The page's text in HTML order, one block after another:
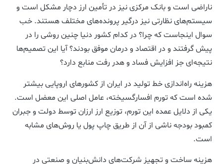
ناراضی است و بانک مرکزی نیز در تأمین ارز دچار مشکل است و
سیستم‌های نظارتی نیز درگیر پرونده‌های مختلف هستند. خب
سوال اینجاست که چرا؟ در کدام کشور دنیا چنین روشی را در
پیش گرفتند و در اقتصاد و درمان موفق بودند؟ آیا این تصمیم‌ها
نتیجه‌ای جز افزایش فساد و هدر رفت منابع دارد؟
هزینه راه‌اندازی خط تولید در ایران از کشورهای اروپایی بیشتر
شده است که تورم افسارگسیخته، عامل اصلی این معضل است.
یکی از دلایل عمده این تورم، توزیع ارز ارزان توسط دولت و جبران
کمبود بودجه ناشی از آن از طریق چاپ پول یا روش‌های مشابه
است.
هزینه ساخت و تجهیز شرکت‌های دانش‌بنیان و صنعتی در